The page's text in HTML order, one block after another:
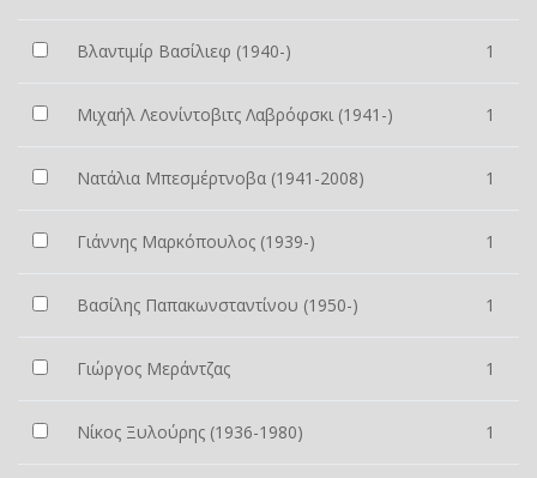
Βλαντιμίρ Βασίλιεφ (1940-) 1
Μιχαήλ Λεονίντοβιτς Λαβρόφσκι (1941-) 1
Νατάλια Μπεσμέρτνοβα (1941-2008) 1
Γιάννης Μαρκόπουλος (1939-) 1
Βασίλης Παπακωνσταντίνου (1950-) 1
Γιώργος Μεράντζας 1
Νίκος Ξυλούρης (1936-1980) 1